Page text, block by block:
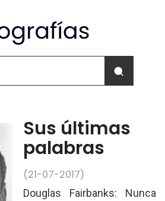
Sus últimas
palabras
(21-07-2017)
Douglas Fairbanks: Nunca